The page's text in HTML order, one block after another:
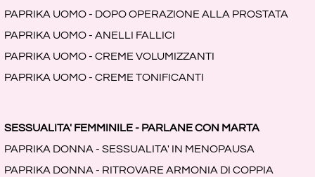
PAPRIKA UOMO - DOPO OPERAZIONE ALLA PROSTATA
PAPRIKA UOMO - ANELLI FALLICI
PAPRIKA UOMO - CREME VOLUMIZZANTI
PAPRIKA UOMO - CREME TONIFICANTI
SESSUALITA' FEMMINILE - PARLANE CON MARTA
PAPRIKA DONNA - SESSUALITA' IN MENOPAUSA
PAPRIKA DONNA - RITROVARE ARMONIA DI COPPIA